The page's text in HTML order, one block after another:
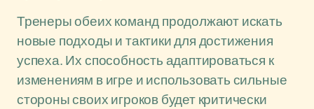
Тренеры обеих команд продолжают искать
новые подходы и тактики для достижения
успеха. Их способность адаптироваться к
изменениям в игре и использовать сильные
стороны своих игроков будет критически